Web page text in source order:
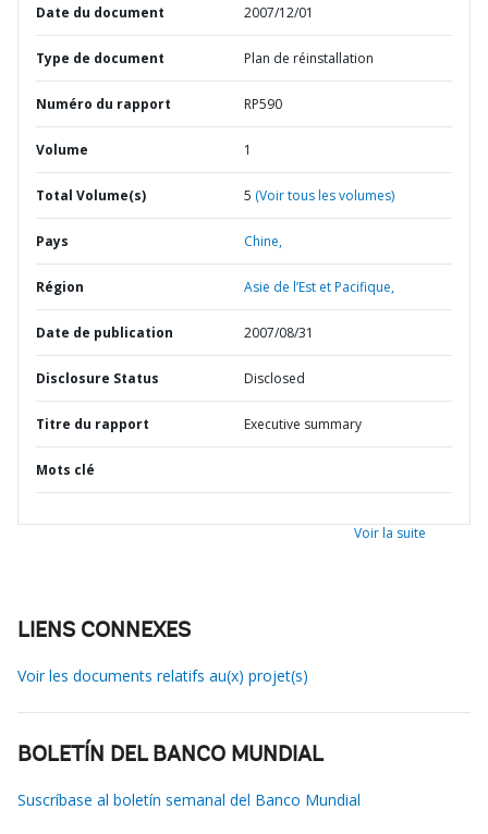
Date du document 2007/12/01
Type de document Plan de réinstallation
Numéro du rapport RP590
Volume 1
Total Volume(s) 5 (Voir tous les volumes)
Pays Chine,
Région Asie de l’Est et Pacifique,
Date de publication 2007/08/31
Disclosure Status Disclosed
Titre du rapport Executive summary
Mots clé
Voir la suite
LIENS CONNEXES
Voir les documents relatifs au(x) projet(s)
BOLETÍN DEL BANCO MUNDIAL
Suscríbase al boletín semanal del Banco Mundial